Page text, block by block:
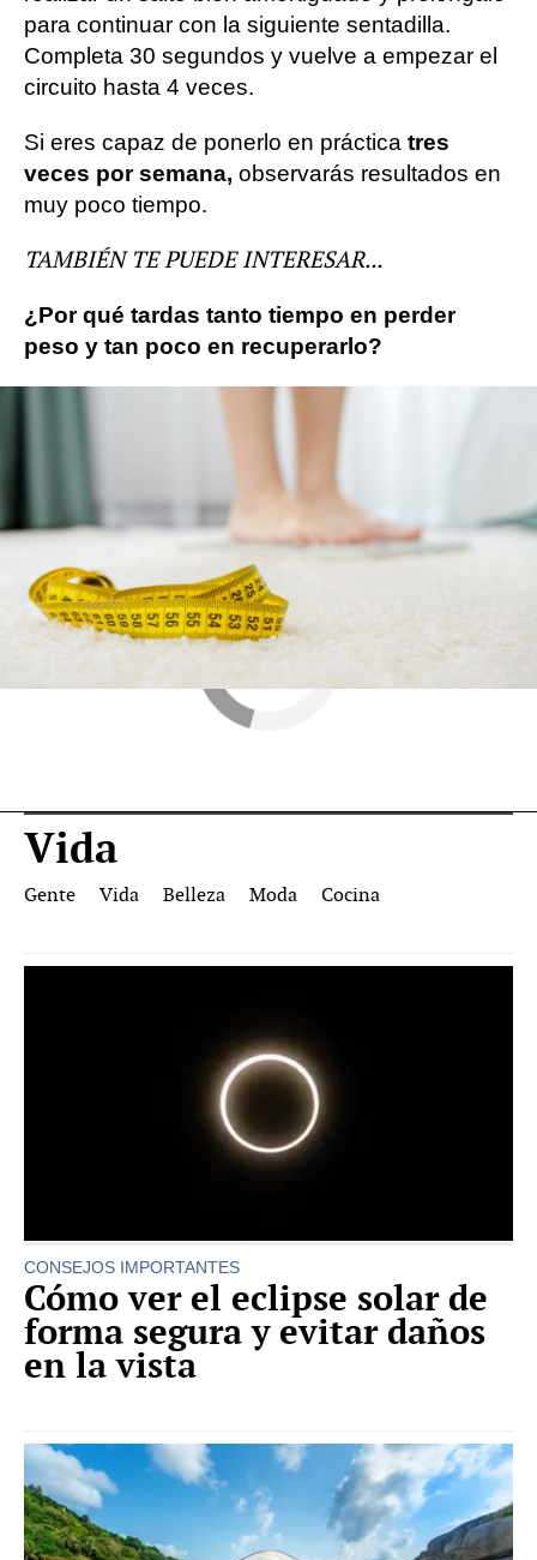
para continuar con la siguiente sentadilla.
Completa 30 segundos y vuelve a empezar el
circuito hasta 4 veces.
Si eres capaz de ponerlo en práctica tres
veces por semana, observarás resultados en
muy poco tiempo.
TAMBIÉN TE PUEDE INTERESAR...
¿Por qué tardas tanto tiempo en perder
peso y tan poco en recuperarlo?
Vida
Gente Vida Belleza Moda Cocina
CONSEJOS IMPORTANTES
Cómo ver el eclipse solar de
forma segura y evitar daños
en la vista